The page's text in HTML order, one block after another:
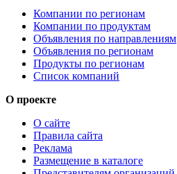
Компании по регионам
Компании по продуктам
Объявления по направлениям
Объявления по регионам
Продукты по регионам
Список компаний
О проекте
О сайте
Правила сайта
Реклама
Размещение в каталоге